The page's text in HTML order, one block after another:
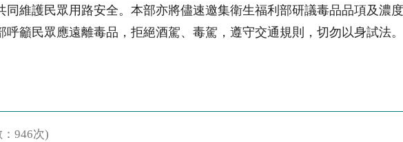
同維護民眾用路安全。本部亦將儘速邀集衛生福利部研議毒品品項及濃
籲民眾應遠離毒品，拒絕酒駕、毒駕，遵守交通規則，切勿以身試法。
946次)